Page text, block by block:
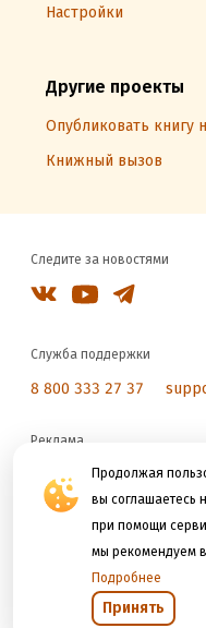
Продолжая
вы соглашаетесь
при помощи
мы рекомендуем
Подробнее
Принять
Настройки
Другие проекты
Опубликовать книгу
Книжный вызов
Следите за новостями
Служба поддержки
8 800 333 27 37
Реклама
reklama@litres.ru
Мы принимаем к оплате